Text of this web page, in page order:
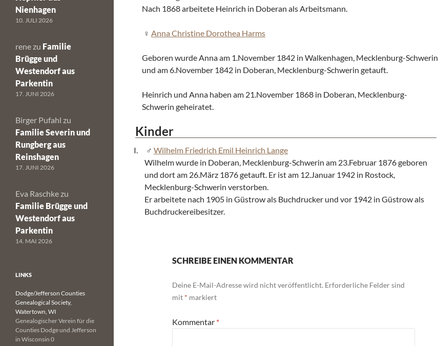
Nach 1868 arbeitete Heinrich in Doberan als Arbeitsmann.
Anna Christine Dorothea Harms
Geboren wurde Anna am 1.November 1842 in Walkenhagen, Mecklenburg-Schwerin
und am 6.November 1842 in Doberan, Mecklenburg-Schwerin getauft.
Heinrich und Anna haben am 21.November 1868 in Doberan, Mecklenburg-
Schwerin geheiratet.
Kinder
Wilhelm Friedrich Emil Heinrich Lange
Wilhelm wurde in Doberan, Mecklenburg-Schwerin am 23.Februar 1876 geboren
und dort am 26.März 1876 getauft. Er ist am 12.Januar 1942 in Rostock,
Mecklenburg-Schwerin verstorben.
Er arbeitete nach 1905 in Güstrow als Buchdrucker und vor 1942 in Güstrow als
Buchdruckereibesitzer.
SCHREIBE EINEN KOMMENTAR
Deine E-Mail-Adresse wird nicht veröffentlicht. Erforderliche Felder sind
mit * markiert
Kommentar *
Nienhagen
10. JULI 2026
rene zu Familie
Brügge und
Westendorf aus
Parkentin
17. JUNI 2026
Birger Pufahl zu
Familie Severin und
Rungberg aus
Reinshagen
17. JUNI 2026
Eva Raschke zu
Familie Brügge und
Westendorf aus
Parkentin
14. MAI 2026
LINKS
Dodge/Jefferson Counties
Genealogical Society,
Watertown, WI
Genealogischer Verein für die
Counties Dodge und Jefferson
in Wisconsin 0